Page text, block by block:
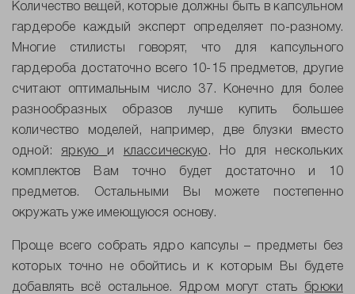
Количество вещей, которые должны быть в капсульном
гардеробе каждый эксперт определяет по-разному.
Многие стилисты говорят, что для капсульного
гардероба достаточно всего 10-15 предметов, другие
считают оптимальным число 37. Конечно для более
разнообразных образов лучше купить большее
количество моделей, например, две блузки вместо
одной: яркую и классическую . Но для нескольких
комплектов Вам точно будет достаточно и 10
предметов. Остальными Вы можете постепенно
окружать уже имеющуюся основу.
Проще всего собрать ядро капсулы – предметы без
которых точно не обойтись и к которым Вы будете
добавлять всё остальное. Ядром могут стать брюки